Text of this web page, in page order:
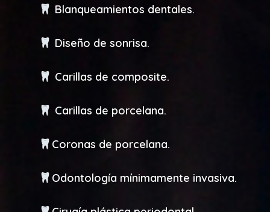
Blanqueamientos dentales.
Diseño de sonrisa.
Carillas de composite.
Carillas de porcelana.
Coronas de porcelana.
Odontología mínimamente invasiva.